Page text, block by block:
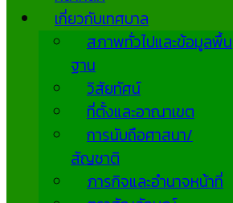
เกี่ยวกับเทศบาล
สภาพทั่วไปและข้อมูลพื้น
ฐาน
วิสัยทัศน์
ที่ตั้งและอาณาเขต
การนับถือศาสนา/
สัญชาติ
ภารกิจและอำนาจหน้าที่